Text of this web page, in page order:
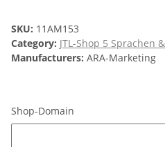
SKU: 11AM153
Category: JTL-Shop 5 Sprachen
Manufacturers: ARA-Marketing
Shop-Domain